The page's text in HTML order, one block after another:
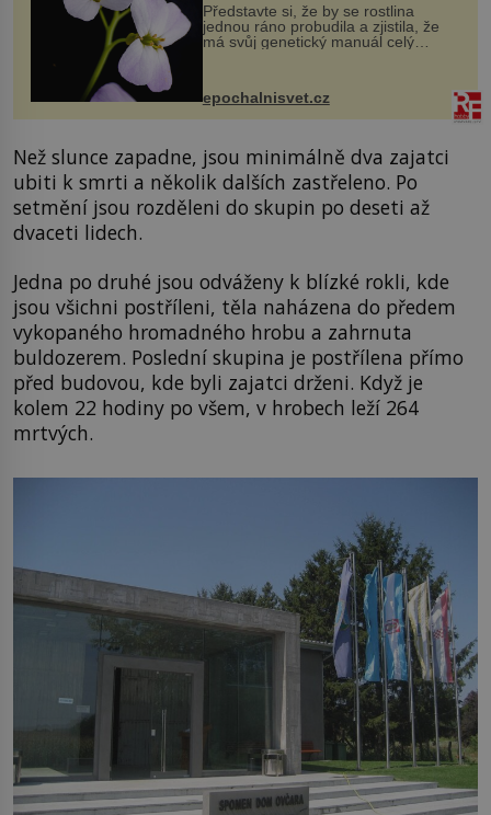
Představte si, že by se rostlina
jednou ráno probudila a zjistila, že
má svůj genetický manuál celý
vstupenka...
epochalnisvet.cz
Než slunce zapadne, jsou minimálně dva zajatci
ubiti k smrti a několik dalších zastřeleno. Po
setmění jsou rozděleni do skupin po deseti až
dvaceti lidech.
Jedna po druhé jsou odváženy k blízké rokli, kde
jsou všichni postříleni, těla naházena do předem
vykopaného hromadného hrobu a zahrnuta
buldozerem. Poslední skupina je postřílena přímo
před budovou, kde byli zajatci drženi. Když je
kolem 22 hodiny po všem, v hrobech leží 264
mrtvých.